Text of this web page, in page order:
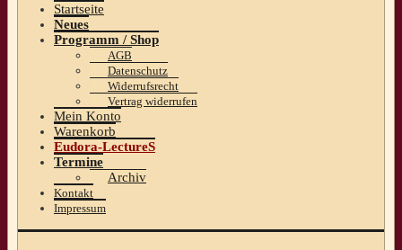
Startseite
Neues
Programm / Shop
AGB
Datenschutz
Widerrufsrecht
Vertrag widerrufen
Mein Konto
Warenkorb
Eudora-LectureS
Termine
Archiv
Kontakt
Impressum